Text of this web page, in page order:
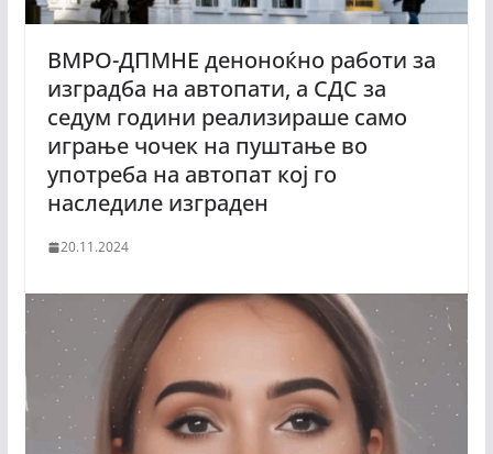
ВМРО-ДПМНЕ деноноќно работи за
изградба на автопати, а СДС за
седум години реализираше само
играње чочек на пуштање во
употреба на автопат кој го
наследиле изграден
20.11.2024